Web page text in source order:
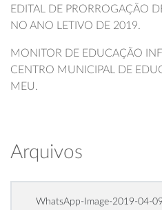
EDITAL DE PRORROGAÇÃO
NO ANO LETIVO DE 2019.
MONITOR DE EDUCAÇÃO
CENTRO MUNICIPAL DE
MEU.
Arquivos
WhatsApp-Image-2019-04-